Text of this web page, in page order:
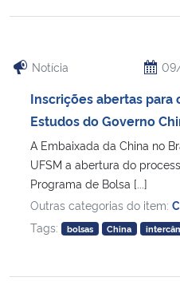
Notícia
Inscrições abertas para
Estudos do Governo
A Embaixada da China no
UFSM a abertura do
Programa de Bolsa [...]
Outras categorias do item:
Tags:
bolsas China